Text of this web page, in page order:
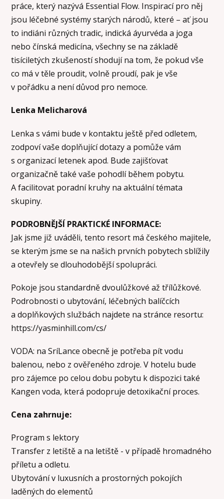
práce, který nazývá Essential Flow. Inspirací pro něj
jsou léčebné systémy starých národů, které – ať jsou
to indiáni různých tradic, indická áyurvéda a joga
nebo čínská medicína, všechny se na základě
tisíciletých zkušeností shodují na tom, že pokud vše
co má v těle proudit, volně proudí, pak je vše
v pořádku a není důvod pro nemoce.
Lenka Melicharová
Lenka s vámi bude v kontaktu ještě před odletem,
zodpoví vaše doplňující dotazy a pomůže vám
s organizací letenek apod. Bude zajišťovat
organizačně také vaše pohodlí během pobytu.
A facilitovat poradní kruhy na aktuální témata
skupiny.
PODROBNĚJŠÍ PRAKTICKÉ INFORMACE:
Jak jsme již uváděli, tento resort má českého majitele,
se kterým jsme se na našich prvních pobytech sblížily
a otevřely se dlouhodobější spolupráci.
Pokoje jsou standardně dvoulůžkové až třílůžkové.
Podrobnosti o ubytování, léčebných balíčcích
a doplňkových službách najdete na stránce resortu:
https://yasminhill.com/cs/
VODA: na SríLance obecně je potřeba pít vodu
balenou, nebo z ověřeného zdroje. V hotelu bude
pro zájemce po celou dobu pobytu k dispozici také
Kangen voda, která podopruje detoxikační proces.
Cena zahrnuje:
Program s lektory
Transfer z letiště a na letiště - v případě hromadného
příletu a odletu.
Ubytování v luxusních a prostorných pokojích
laděných do elementů